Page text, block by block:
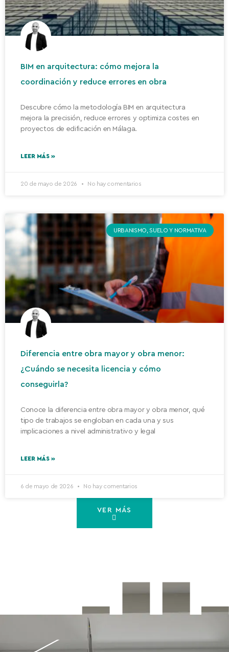
BIM en arquitectura: cómo mejora la
coordinación y reduce errores en obra
Descubre cómo la metodología BIM en arquitectura
mejora la precisión, reduce errores y optimiza costes en
proyectos de edificación en Málaga.
LEER MÁS »
20 de mayo de 2026 No hay comentarios
URBANISMO, SUELO Y NORMATIVA
Diferencia entre obra mayor y obra menor:
¿Cuándo se necesita licencia y cómo
conseguirla?
Conoce la diferencia entre obra mayor y obra menor, qué
tipo de trabajos se engloban en cada una y sus
implicaciones a nivel administrativo y legal
LEER MÁS »
6 de mayo de 2026 No hay comentarios
VER MÁS